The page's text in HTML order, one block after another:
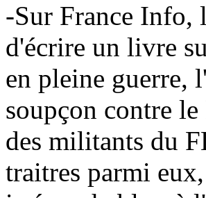
-Sur France Info,
d'écrire un livre
en pleine guerre,
soupçon contre
des militants du
traitres parmi